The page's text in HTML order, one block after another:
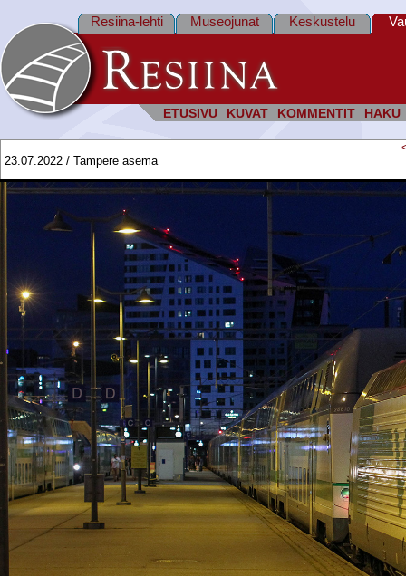
ETUSIVU KUVAT KOMMENTIT HAKU
Resiina-lehti Museojunat Keskustelu
23.07.2022 / Tampere asema